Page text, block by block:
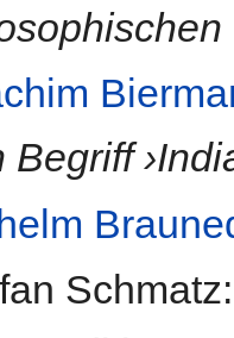
Begriff